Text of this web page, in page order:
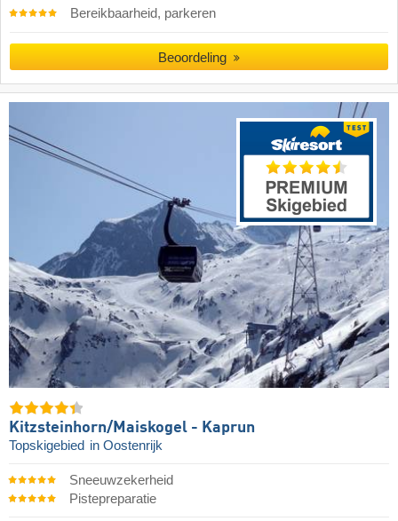
Bereikbaarheid, parkeren
Beoordeling
Kitzsteinhorn/​Maiskogel - Kaprun
Topskigebied in Oostenrijk
Sneeuwzekerheid
Pistepreparatie